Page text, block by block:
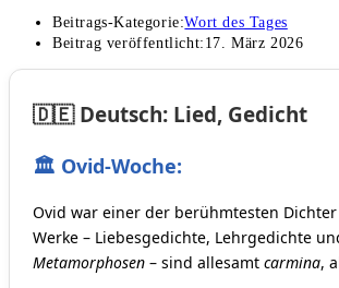
Beitrags-Kategorie:Wort des Tages
Beitrag veröffentlicht: 17. März 2026
🇩🇪 Deutsch: Lied, Gedicht
🏛️ Ovid-Woche:
Ovid war einer der berühmtesten Dichter
Werke – Liebesgedichte, Lehrgedichte
Metamorphosen – sind allesamt carmina,